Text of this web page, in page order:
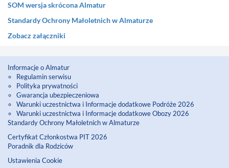
SOM wersja skrócona Almatur
Standardy Ochrony Małoletnich w Almaturze
Zobacz załączniki
Informacje o Almatur
Regulamin serwisu
Polityka prywatności
Gwarancja ubezpieczeniowa
Warunki uczestnictwa i Informacje dodatkowe Podróże 2026
Warunki uczestnictwa i Informacje dodatkowe Obozy 2026
Standardy Ochrony Małoletnich w Almaturze
Certyfikat Członkostwa PIT 2026
Poradnik dla Rodziców
Ustawienia Cookie